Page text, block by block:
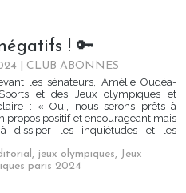
! 🔑
CLUB ABONNES
les sénateurs, Amélie Oudéa-
et des Jeux olympiques et
: « Oui, nous serons prêts à
propos positif et encourageant mais
dissiper les inquiétudes et les
, jeux olympiques, Jeux
paris 2024